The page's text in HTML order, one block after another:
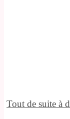
Tout de suite à